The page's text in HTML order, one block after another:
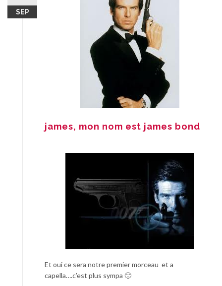
SEP
james, mon nom est james bond
Et oui ce sera notre premier morceau et a
capella….c’est plus sympa 🙂